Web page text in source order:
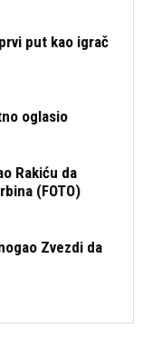
put kao igrač
oglasio
Rakiću da
(FOTO)
Zvezdi da